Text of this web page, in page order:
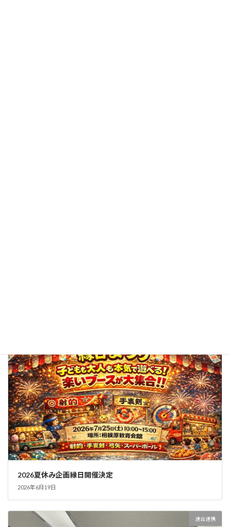
2026夏休み企画縁日開催決定
2026年6月19日
連合連携